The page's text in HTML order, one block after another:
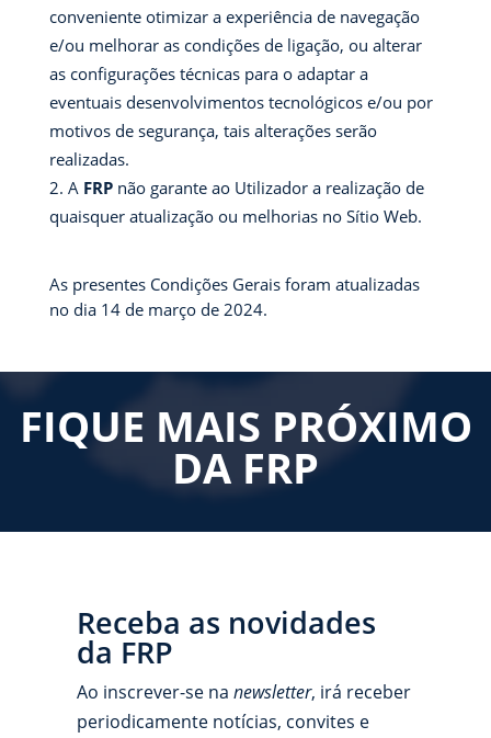
conveniente otimizar a experiência de navegação
e/ou melhorar as condições de ligação, ou alterar
as configurações técnicas para o adaptar a
eventuais desenvolvimentos tecnológicos e/ou por
motivos de segurança, tais alterações serão
realizadas.
A FRPnão garante ao Utilizador a realização de
quaisquer atualização ou melhorias no Sítio Web.
As presentes Condições Gerais foram atualizadas
no dia 14 de março de 2024.
FIQUE MAIS PRÓXIMO
DA FRP
Receba as novidades
da FRP
Ao inscrever-se na newsletter, irá receber
periodicamente notícias, convites e